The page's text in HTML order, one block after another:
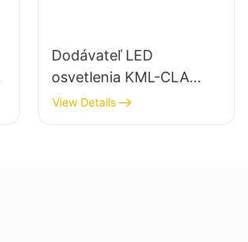
Dodávateľ LED
osvetlenia KML-CLA
100W pre vnútorné
priestory, ako sú
View Details